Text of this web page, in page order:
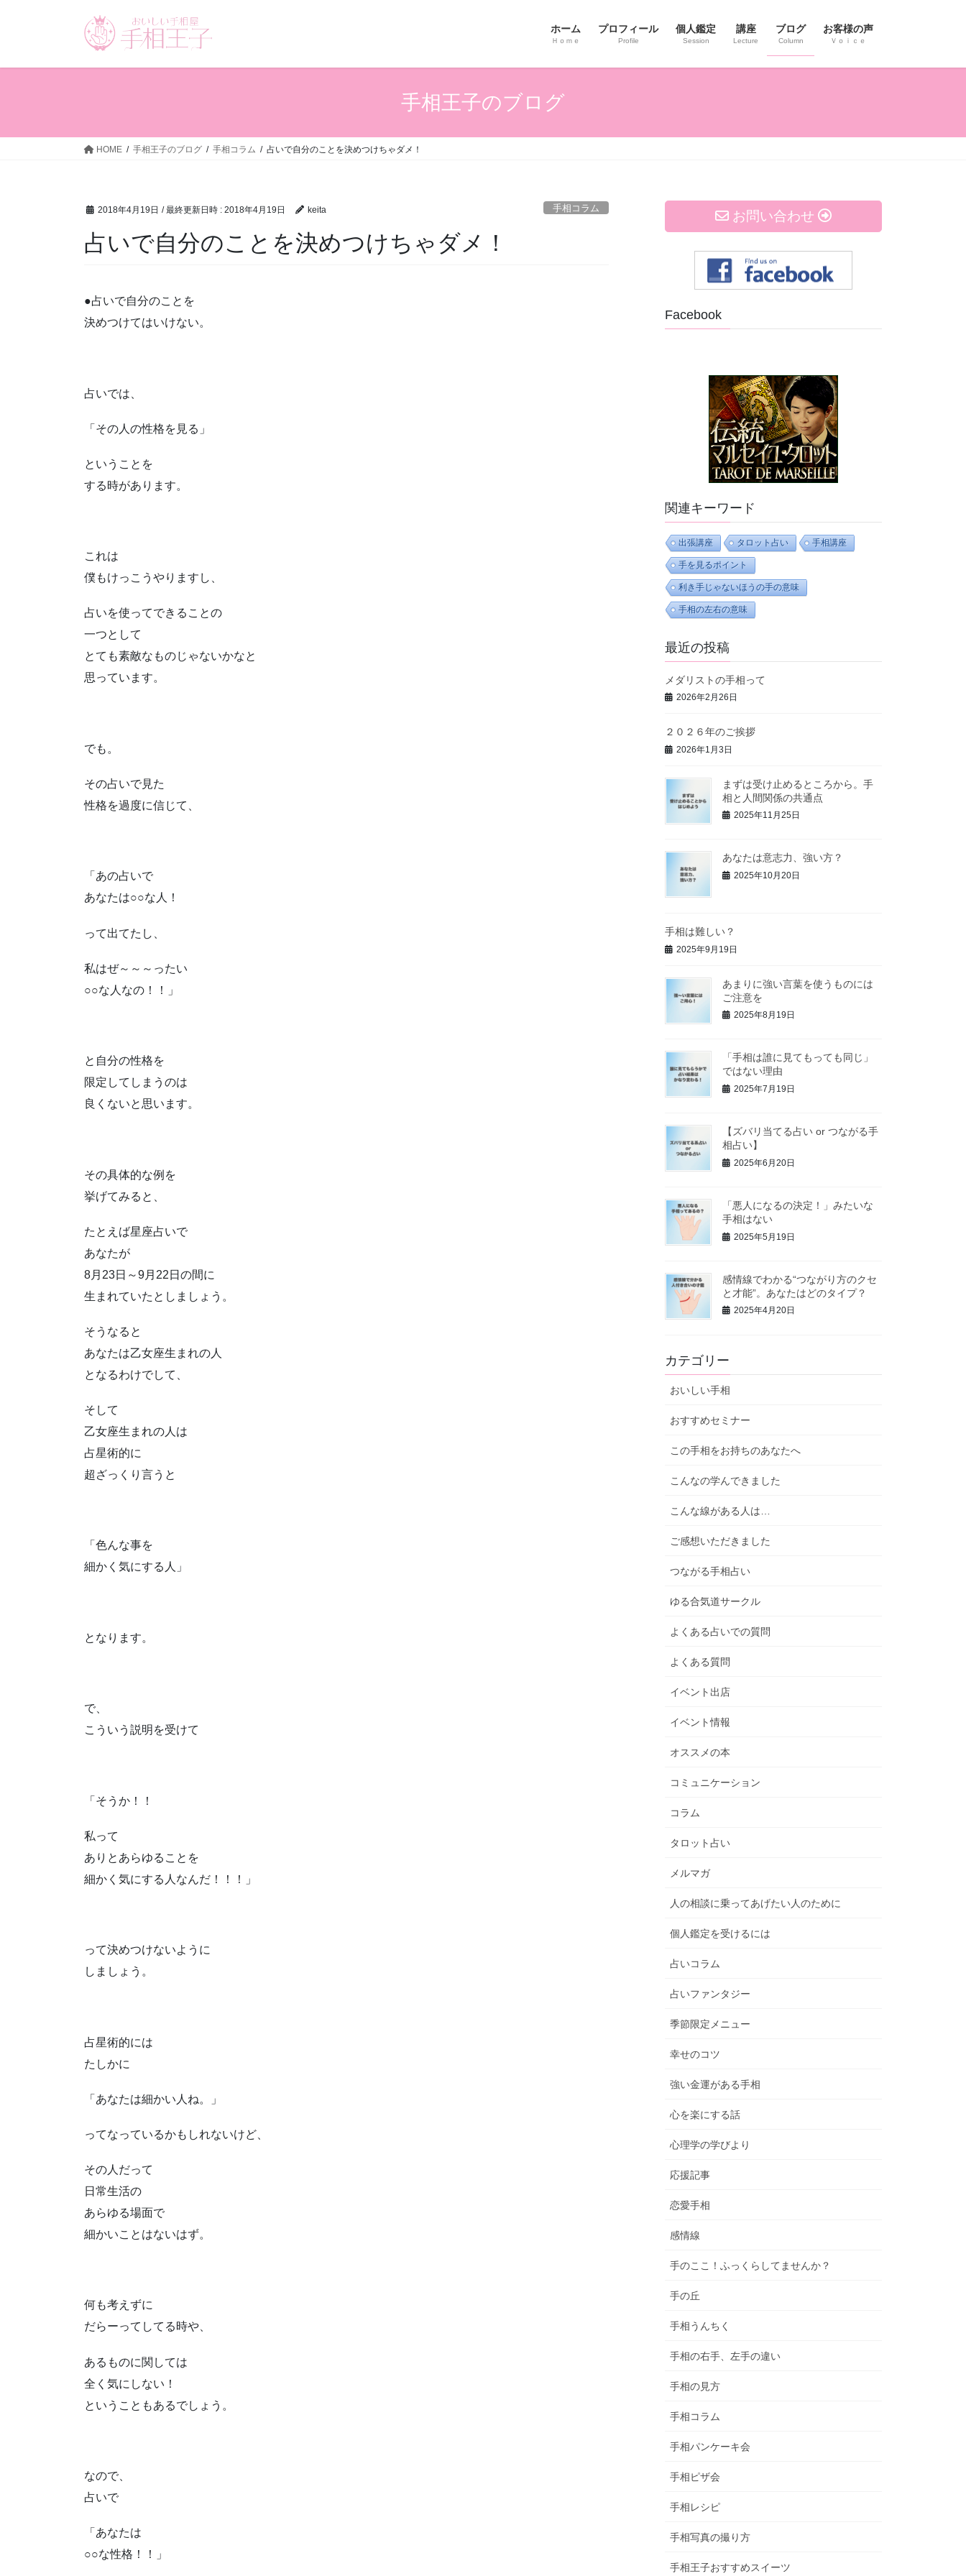
ホーム
Ｈｏｍｅ
プロフィール
Profile
個人鑑定
Session
講座
Lecture
ブログ
Column
お客様の声
Ｖｏｉｃｅ
手相王子のブログ
HOME 手相王子のブログ 手相コラム 占いで自分のことを決めつけちゃダメ！
2018年4月19日 / 最終更新日時 : 2018年4月19日 keita 手相コラム
占いで自分のことを決めつけちゃダメ！
●占いで自分のことを
決めつけてはいけない。
占いでは、
「その人の性格を見る」
ということを
する時があります。
これは
僕もけっこうやりますし、
占いを使ってできることの
一つとして
とても素敵なものじゃないかなと
思っています。
でも。
その占いで見た
性格を過度に信じて、
「あの占いで
あなたは○○な人！
って出てたし、
私はぜ～～～ったい
○○な人なの！！」
と自分の性格を
限定してしまうのは
良くないと思います。
その具体的な例を
挙げてみると、
たとえば星座占いで
あなたが
8月23日～9月22日の間に
生まれていたとしましょう。
そうなると
あなたは乙女座生まれの人
となるわけでして、
そして
乙女座生まれの人は
占星術的に
超ざっくり言うと
「色んな事を
細かく気にする人」
となります。
で、
こういう説明を受けて
「そうか！！
私って
ありとあらゆることを
細かく気にする人なんだ！！！」
って決めつけないように
しましょう。
占星術的には
たしかに
「あなたは細かい人ね。」
ってなっているかもしれないけど、
その人だって
日常生活の
あらゆる場面で
細かいことはないはず。
何も考えずに
だらーってしてる時や、
あるものに関しては
全く気にしない！
ということもあるでしょう。
なので、
占いで
「あなたは
○○な性格！！」
お問い合わせ
Facebook
関連キーワード
出張講座 タロット占い 手相講座
手を見るポイント
利き手じゃないほうの手の意味
手相の左右の意味
最近の投稿
メダリストの手相って
2026年2月26日
２０２６年のご挨拶
2026年1月3日
まずは受け止めるところから。手
相と人間関係の共通点
2025年11月25日
あなたは意志力、強い方？
2025年10月20日
手相は難しい？
2025年9月19日
あまりに強い言葉を使うものには
ご注意を
2025年8月19日
「手相は誰に見てもっても同じ」
ではない理由
2025年7月19日
【ズバリ当てる占い or つながる手
相占い】
2025年6月20日
「悪人になるの決定！」みたいな
手相はない
2025年5月19日
感情線でわかる“つながり方のクセ
と才能”。あなたはどのタイプ？
2025年4月20日
カテゴリー
おいしい手相
おすすめセミナー
この手相をお持ちのあなたへ
こんなの学んできました
こんな線がある人は…
ご感想いただきました
つながる手相占い
ゆる合気道サークル
よくある占いでの質問
よくある質問
イベント出店
イベント情報
オススメの本
コミュニケーション
コラム
タロット占い
メルマガ
人の相談に乗ってあげたい人のために
個人鑑定を受けるには
占いコラム
占いファンタジー
季節限定メニュー
幸せのコツ
強い金運がある手相
心を楽にする話
心理学の学びより
応援記事
恋愛手相
感情線
手のここ！ふっくらしてませんか？
手の丘
手相うんちく
手相の右手、左手の違い
手相の見方
手相コラム
手相パンケーキ会
手相ピザ会
手相レシピ
手相写真の撮り方
手相王子おすすめスイーツ